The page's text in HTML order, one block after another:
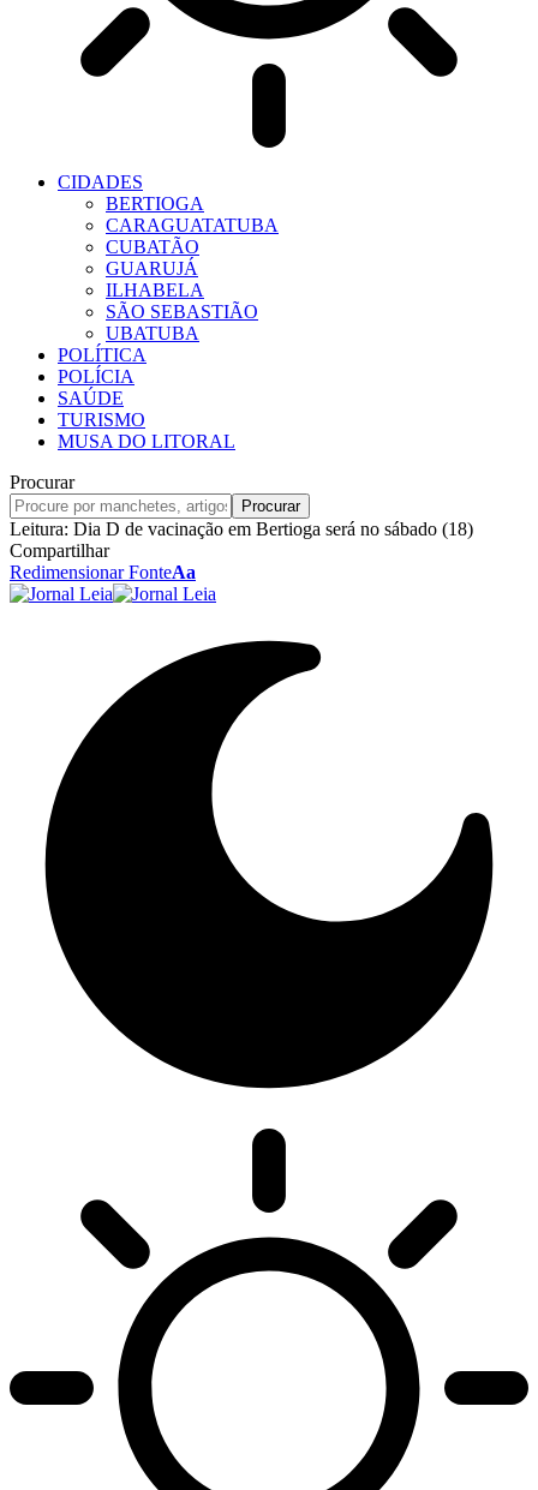
CIDADES
BERTIOGA
CARAGUATATUBA
CUBATÃO
GUARUJÁ
ILHABELA
SÃO SEBASTIÃO
UBATUBA
POLÍTICA
POLÍCIA
SAÚDE
TURISMO
MUSA DO LITORAL
Procurar
Leitura: Dia D de vacinação em Bertioga será no sábado (18)
Compartilhar
Redimensionar FonteAa